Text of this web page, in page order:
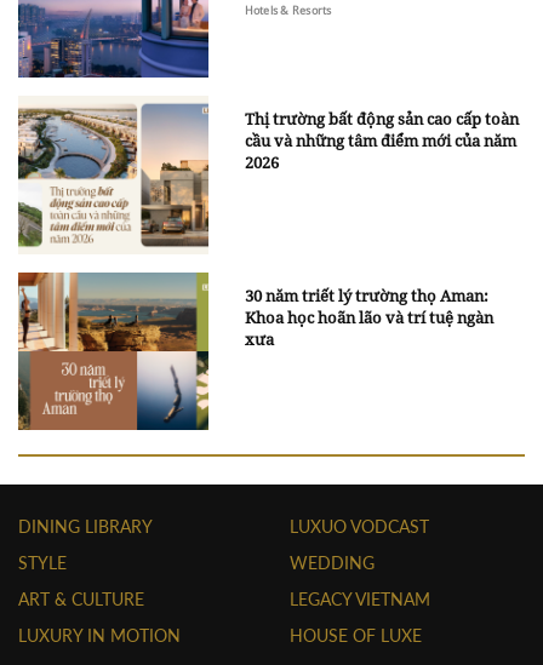
Hotels & Resorts
Thị trường bất động sản cao cấp toàn
cầu và những tâm điểm mới của năm
2026
30 năm triết lý trường thọ Aman:
Khoa học hoãn lão và trí tuệ ngàn
xưa
DINING LIBRARY
STYLE
ART & CULTURE
LUXURY IN MOTION
LUXUO VODCAST
WEDDING
LEGACY VIETNAM
HOUSE OF LUXE